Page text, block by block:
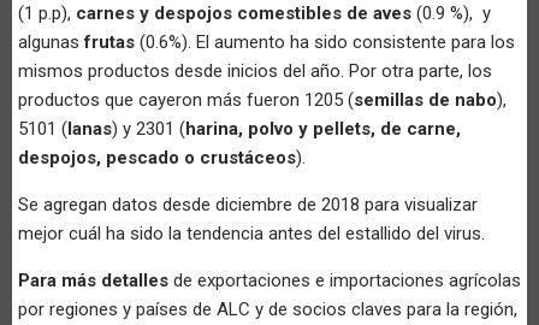
(1 p.p), carnes y despojos comestibles de aves (0.9 %), y
algunasfrutas (0.6%). El aumento ha sido consistente para los
mismos productos desde inicios del año. Por otra parte, los
productos que cayeron más fueron 1205 (semillas de nabo),
5101 (lanas) y 2301 (harina, polvo y pellets, de carne,
despojos, pescado o crustáceos).
Se agregan datos desde diciembre de 2018 para visualizar
mejor cuál ha sido la tendencia antes del estallido del virus.
Para más detalles de exportaciones e importaciones agrícolas
por regiones y países de ALC y de socios claves para la región,